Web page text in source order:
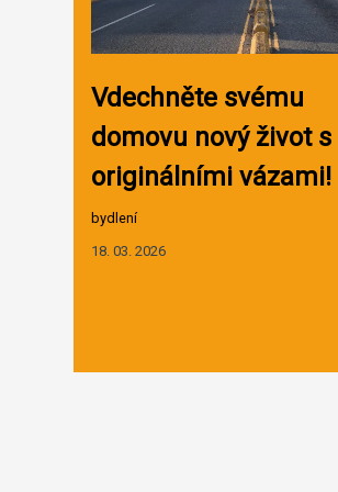
Vdechněte svému
domovu nový život s
originálními vázami!
bydlení
18. 03. 2026